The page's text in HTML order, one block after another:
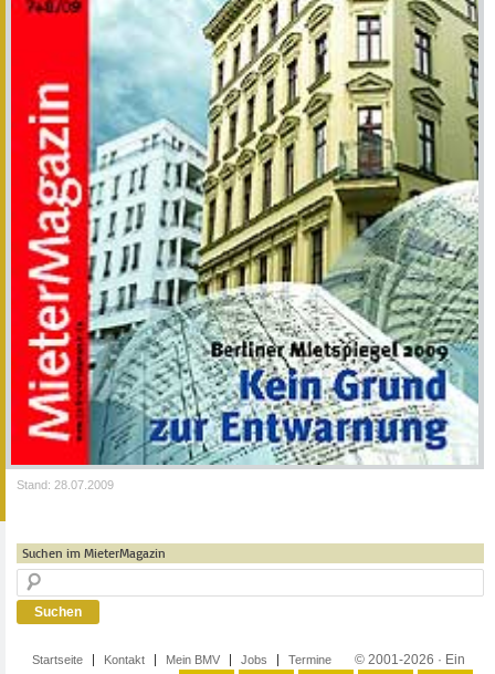
Stand: 28.07.2009
Suchen im MieterMagazin
Startseite Kontakt Mein BMV Jobs Termine © 2001-2026 · Ein